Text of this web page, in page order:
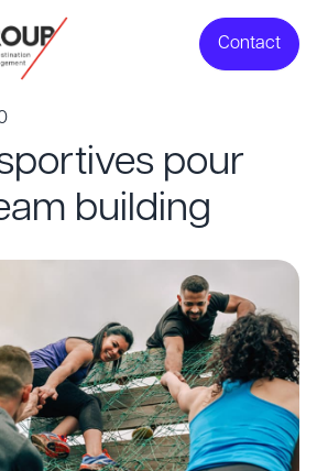
Contact
pour
building